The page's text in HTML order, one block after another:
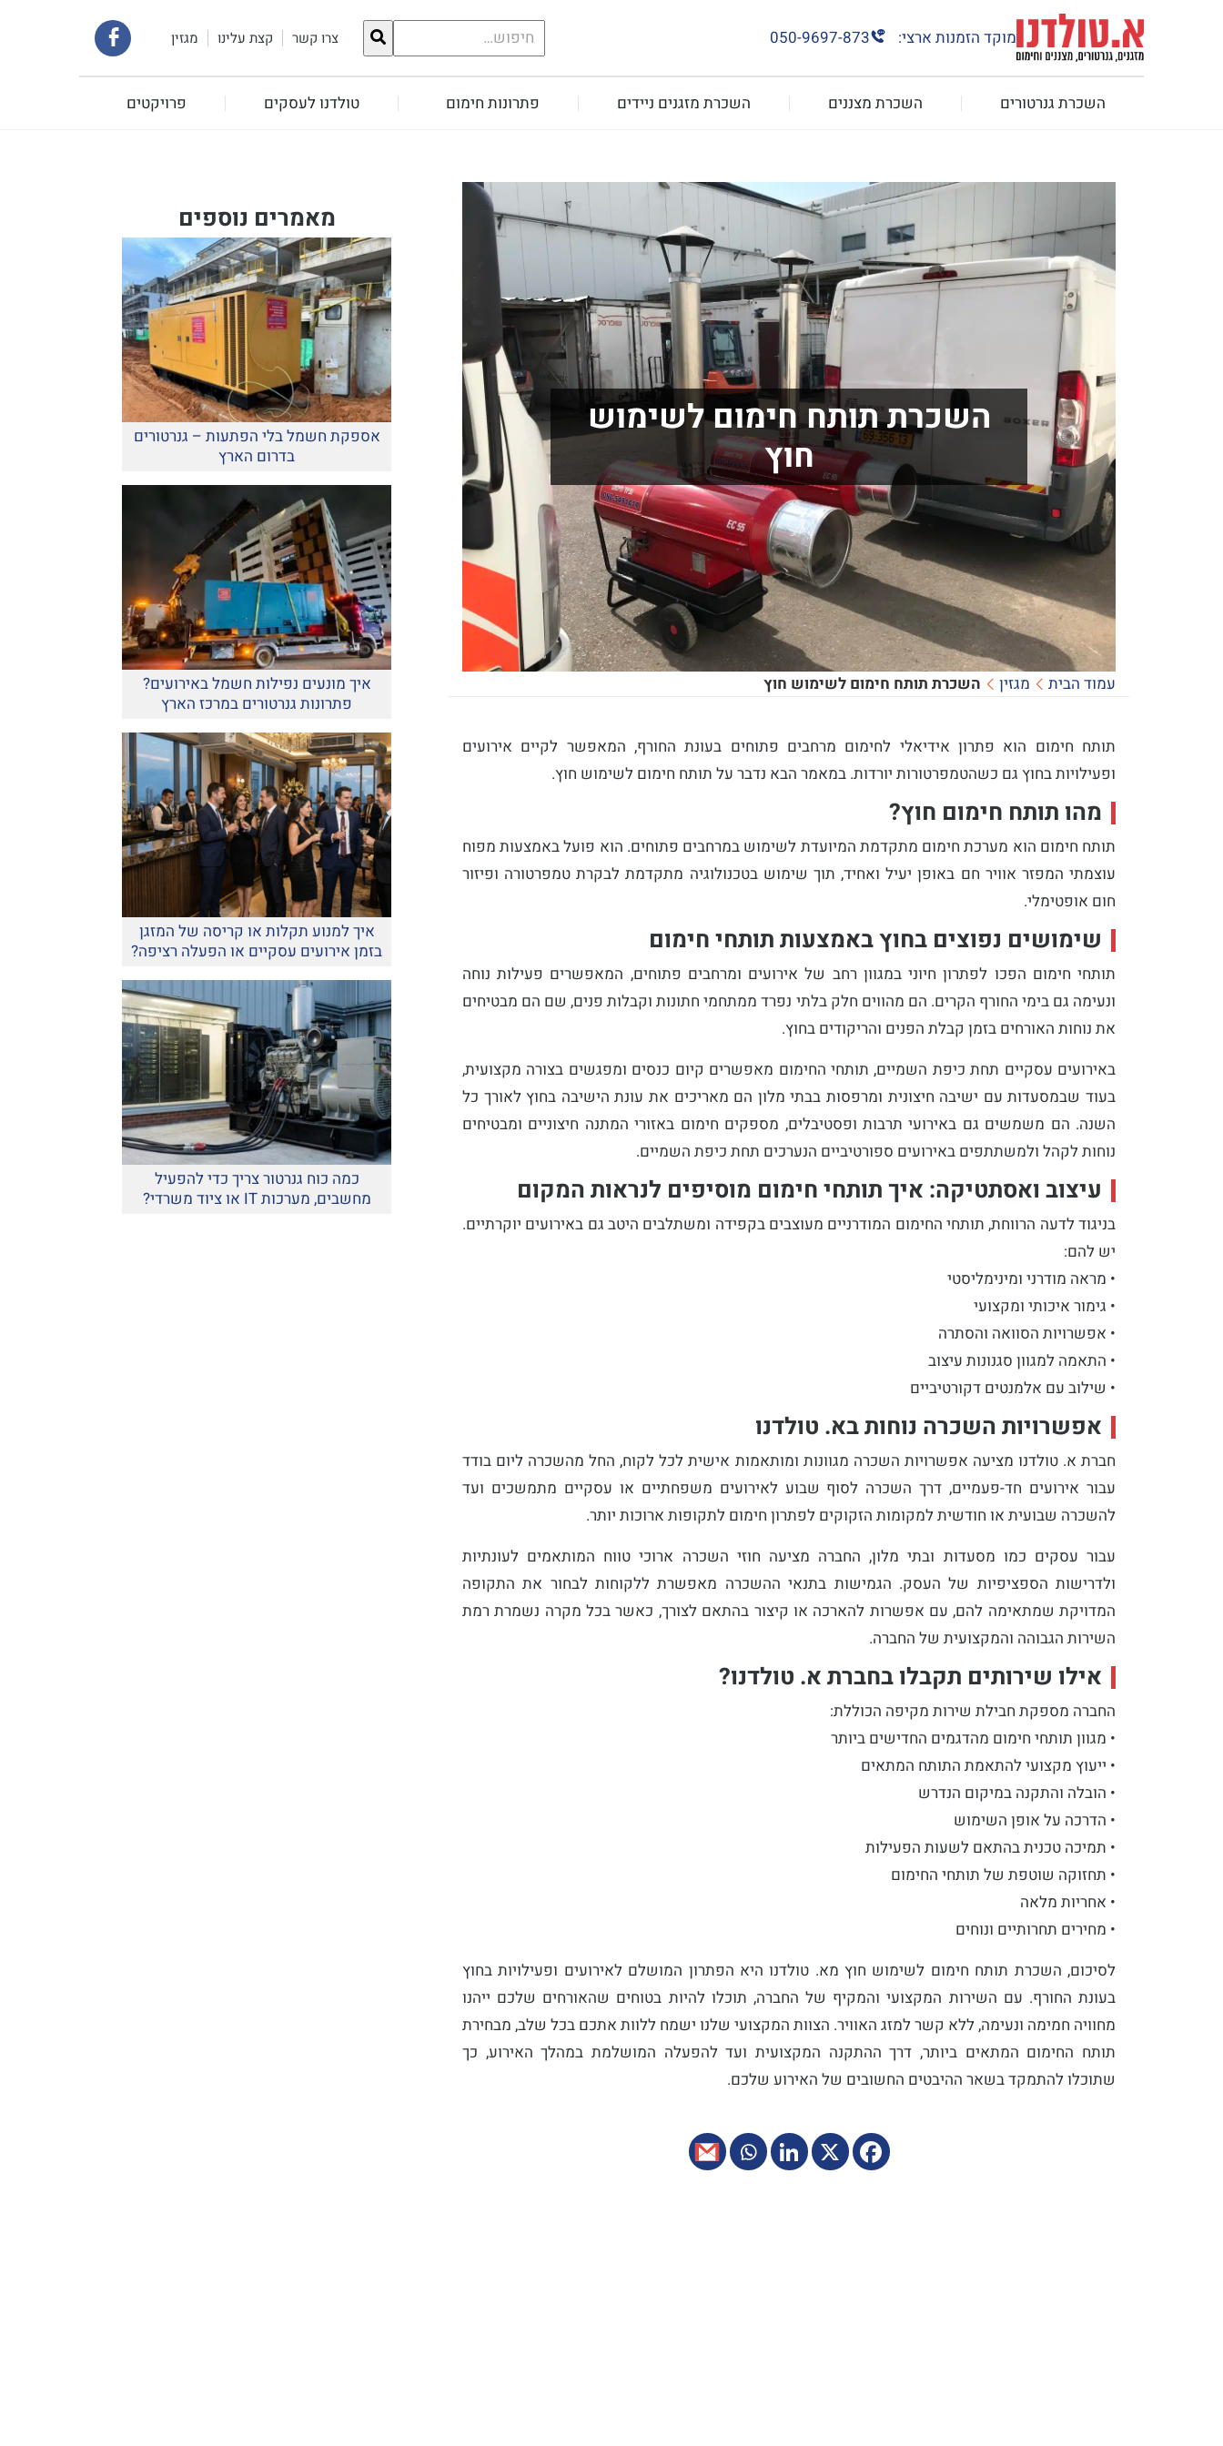
מוקד הזמנות ארצי: 050-9697-873
חיפוש
עבור:
צרו קשר קצת עלינו מגזין
קישור
לעמוד
השכרת גנרטורים השכרת מצננים השכרת מזגנים ניידים פתרונות חימום טולדנו לעסקים פרויקטים
השכרת תותח חימום לשימוש
חוץ
עמוד הבית מגזין השכרת תותח חימום לשימוש חוץ
תותח חימום הוא פתרון אידיאלי לחימום מרחבים פתוחים בעונת החורף, המאפשר לקיים אירועים
ופעילויות בחוץ גם כשהטמפרטורות יורדות. במאמר הבא נדבר על תותח חימום לשימוש חוץ.
מהו תותח חימום חוץ?
תותח חימום הוא מערכת חימום מתקדמת המיועדת לשימוש במרחבים פתוחים. הוא פועל באמצעות מפוח
עוצמתי המפזר אוויר חם באופן יעיל ואחיד, תוך שימוש בטכנולוגיה מתקדמת לבקרת טמפרטורה ופיזור
חום אופטימלי.
שימושים נפוצים בחוץ באמצעות תותחי חימום
תותחי חימום הפכו לפתרון חיוני במגוון רחב של אירועים ומרחבים פתוחים, המאפשרים פעילות נוחה
ונעימה גם בימי החורף הקרים. הם מהווים חלק בלתי נפרד ממתחמי חתונות וקבלות פנים, שם הם מבטיחים
את נוחות האורחים בזמן קבלת הפנים והריקודים בחוץ.
באירועים עסקיים תחת כיפת השמיים, תותחי החימום מאפשרים קיום כנסים ומפגשים בצורה מקצועית,
בעוד שבמסעדות עם ישיבה חיצונית ומרפסות בבתי מלון הם מאריכים את עונת הישיבה בחוץ לאורך כל
השנה. הם משמשים גם באירועי תרבות ופסטיבלים, מספקים חימום באזורי המתנה חיצוניים ומבטיחים
נוחות לקהל ולמשתתפים באירועים ספורטיביים הנערכים תחת כיפת השמיים.
עיצוב ואסתטיקה: איך תותחי חימום מוסיפים לנראות המקום
בניגוד לדעה הרווחת, תותחי החימום המודרניים מעוצבים בקפידה ומשתלבים היטב גם באירועים יוקרתיים.
יש להם:
• מראה מודרני ומינימליסטי
• גימור איכותי ומקצועי
• אפשרויות הסוואה והסתרה
• התאמה למגוון סגנונות עיצוב
• שילוב עם אלמנטים דקורטיביים
אפשרויות השכרה נוחות בא. טולדנו
חברת א. טולדנו מציעה אפשרויות השכרה מגוונות ומותאמות אישית לכל לקוח, החל מהשכרה ליום בודד
עבור אירועים חד-פעמיים, דרך השכרה לסוף שבוע לאירועים משפחתיים או עסקיים מתמשכים ועד
להשכרה שבועית או חודשית למקומות הזקוקים לפתרון חימום לתקופות ארוכות יותר.
עבור עסקים כמו מסעדות ובתי מלון, החברה מציעה חוזי השכרה ארוכי טווח המותאמים לעונתיות
ולדרישות הספציפיות של העסק. הגמישות בתנאי ההשכרה מאפשרת ללקוחות לבחור את התקופה
המדויקת שמתאימה להם, עם אפשרות להארכה או קיצור בהתאם לצורך, כאשר בכל מקרה נשמרת רמת
השירות הגבוהה והמקצועית של החברה.
אילו שירותים תקבלו בחברת א. טולדנו?
החברה מספקת חבילת שירות מקיפה הכוללת:
• מגוון תותחי חימום מהדגמים החדישים ביותר
• ייעוץ מקצועי להתאמת התותח המתאים
• הובלה והתקנה במיקום הנדרש
• הדרכה על אופן השימוש
• תמיכה טכנית בהתאם לשעות הפעילות
• תחזוקה שוטפת של תותחי החימום
• אחריות מלאה
• מחירים תחרותיים ונוחים
לסיכום, השכרת תותח חימום לשימוש חוץ מא. טולדנו היא הפתרון המושלם לאירועים ופעילויות בחוץ
בעונת החורף. עם השירות המקצועי והמקיף של החברה, תוכלו להיות בטוחים שהאורחים שלכם ייהנו
מחוויה חמימה ונעימה, ללא קשר למזג האוויר. הצוות המקצועי שלנו ישמח ללוות אתכם בכל שלב, מבחירת
תותח החימום המתאים ביותר, דרך ההתקנה המקצועית ועד להפעלה המושלמת במהלך האירוע, כך
שתוכלו להתמקד בשאר ההיבטים החשובים של האירוע שלכם.
מאמרים נוספים
אספקת חשמל בלי הפתעות – גנרטורים
בדרום הארץ
איך מונעים נפילות חשמל באירועים?
פתרונות גנרטורים במרכז הארץ
איך למנוע תקלות או קריסה של המזגן
בזמן אירועים עסקיים או הפעלה רציפה?
כמה כוח גנרטור צריך כדי להפעיל
מחשבים, מערכות IT או ציוד משרדי?